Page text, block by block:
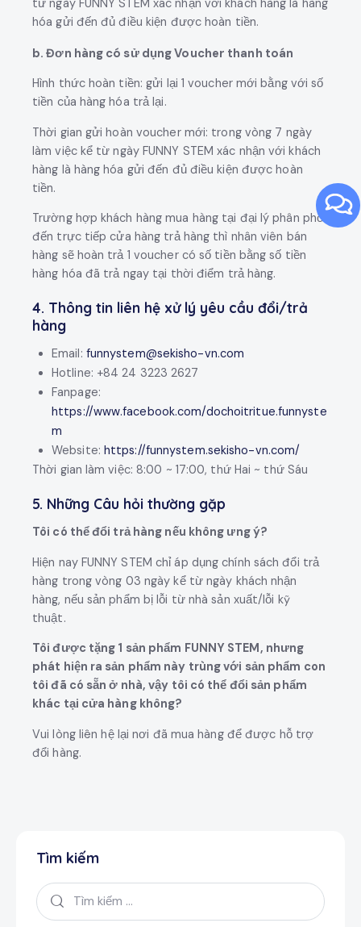
từ ngày FUNNY STEM xác nhận với khách hàng là hàng
hóa gửi đến đủ điều kiện được hoàn tiền.
b. Đơn hàng có sử dụng Voucher thanh toán
Hình thức hoàn tiền: gửi lại 1 voucher mới bằng với số
tiền của hàng hóa trả lại.
Thời gian gửi hoàn voucher mới: trong vòng 7 ngày
làm việc kể từ ngày FUNNY STEM xác nhận với khách
hàng là hàng hóa gửi đến đủ điều kiện được hoàn
tiền.
Trường hợp khách hàng mua hàng tại đại lý phân phối:
đến trực tiếp cửa hàng trả hàng thì nhân viên bán
hàng sẽ hoàn trả 1 voucher có số tiền bằng số tiền
hàng hóa đã trả ngay tại thời điểm trả hàng.
4. Thông tin liên hệ xử lý yêu cầu đổi/trả
hàng
Email: funnystem@sekisho-vn.com
Hotline: +84 24 3223 2627
Fanpage:
https://www.facebook.com/dochoitritue.funnyste
m
Website: https://funnystem.sekisho-vn.com/
Thời gian làm việc: 8:00 ~ 17:00, thứ Hai ~ thứ Sáu
5. Những Câu hỏi thường gặp
Tôi có thể đổi trả hàng nếu không ưng ý?
Hiện nay FUNNY STEM chỉ áp dụng chính sách đổi trả
hàng trong vòng 03 ngày kể từ ngày khách nhận
hàng, nếu sản phẩm bị lỗi từ nhà sản xuất/lỗi kỹ
thuật.
Tôi được tặng 1 sản phẩm FUNNY STEM, nhưng
phát hiện ra sản phẩm này trùng với sản phẩm con
tôi đã có sẵn ở nhà, vậy tôi có thể đổi sản phẩm
khác tại cửa hàng không?
Vui lòng liên hệ lại nơi đã mua hàng để được hỗ trợ
đổi hàng.
Tìm kiếm